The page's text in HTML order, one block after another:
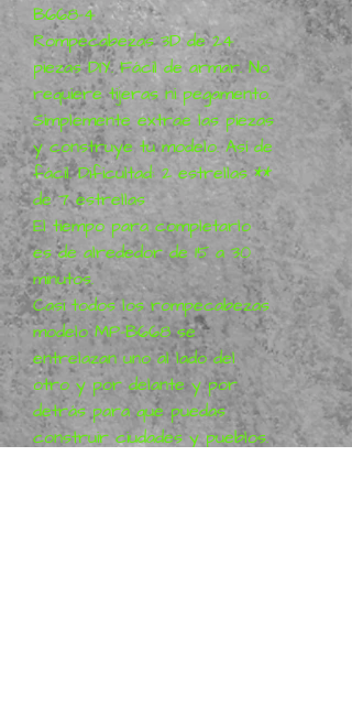
B668-4
Rompecabezas 3D de 24
piezas DIY. Fácil de armar. No
requiere tijeras ni pegamento.
Simplemente extrae las piezas
y construye tu modelo. Así de
fácil. Dificultad: 2 estrellas **
de 7 estrellas
El tiempo para completarlo
es de alrededor de 15 a 30
minutos.
Casi todos los rompecabezas
modelo MP-B668 se
entrelazan uno al lado del
otro y por delante y por
detrás para que puedas
construir ciudades y pueblos.